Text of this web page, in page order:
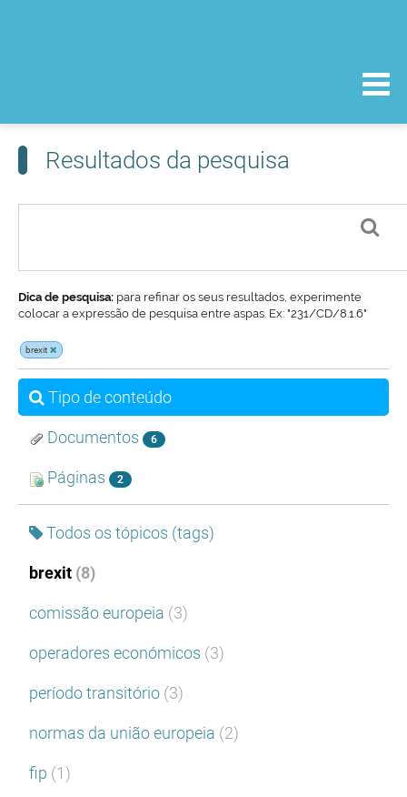
Resultados da pesquisa
Dica de pesquisa: para refinar os seus resultados, experimente
colocar a expressão de pesquisa entre aspas. Ex: "231/CD/8.1.6"
brexit
Tipo de conteúdo
Documentos 6
Páginas 2
Todos os tópicos (tags)
brexit (8)
comissão europeia (3)
operadores económicos (3)
período transitório (3)
normas da união europeia (2)
fip (1)